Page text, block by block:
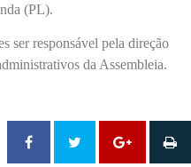
(PL).
ser responsável pela direção
da Assembleia.